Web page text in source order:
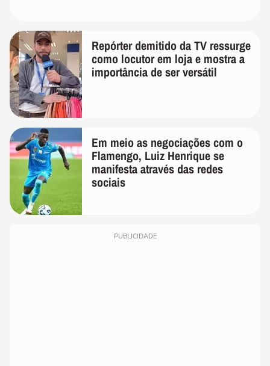
Repórter demitido da TV ressurge
como locutor em loja e mostra a
importância de ser versátil
Em meio as negociações com o
Flamengo, Luiz Henrique se
manifesta através das redes
sociais
PUBLICIDADE